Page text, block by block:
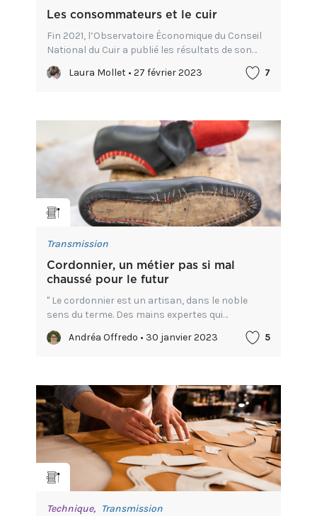
Les consommateurs et le cuir
Fin 2021, l’Observatoire Économique du Conseil
National du Cuir a publié les résultats de son
étude en ligne sur la perception du cuir par les
Français. Elle nous offre de nombreuses
Laura Mollet • 27 février 2023 7
Transmission
Cordonnier, un métier pas si mal
chaussé pour le futur
" Le cordonnier est un artisan, dans le noble
sens du terme. Des mains expertes qui
confectionnent (dans le cas du cordonnier-
bottier), réparent, cousent, recollent, poncent,
Andréa Offredo • 30 janvier 2023 5
Technique, Transmission